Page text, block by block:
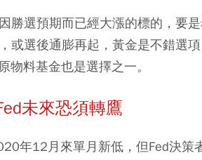
勝選預期而已經大漲的標的，要
或選後通膨再起，黃金是不錯選
物料基金也是選擇之一。
未來恐須轉鷹
年12月來單月新低，但Fed決策